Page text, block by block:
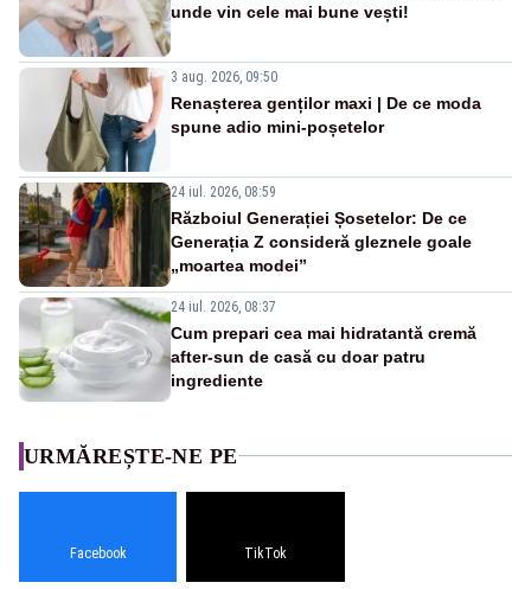
unde vin cele mai bune vești!
3 aug. 2026, 09:50
Renașterea genților maxi | De ce moda
spune adio mini-poșetelor
24 iul. 2026, 08:59
Războiul Generației Șosetelor: De ce
Generația Z consideră gleznele goale
„moartea modei”
24 iul. 2026, 08:37
Cum prepari cea mai hidratantă cremă
after-sun de casă cu doar patru
ingrediente
URMĂREȘTE-NE PE
Facebook TikTok